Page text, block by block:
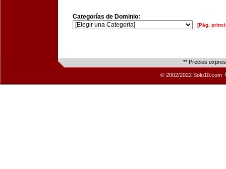
Categorías de Dominio:
[Pág.
** Precios
© 2002/2022 Solo10.com